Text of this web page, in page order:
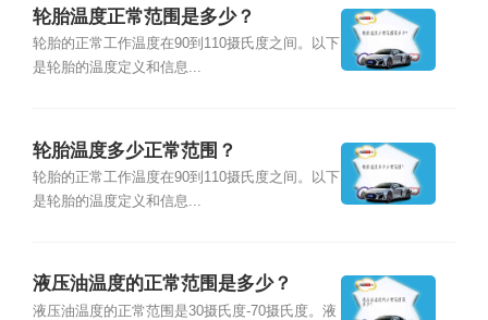
轮胎温度正常范围是多少？
轮胎的正常工作温度在90到110摄氏度之间。以下
是轮胎的温度定义和信息...
轮胎温度多少正常范围？
轮胎的正常工作温度在90到110摄氏度之间。以下
是轮胎的温度定义和信息...
液压油温度的正常范围是多少？
液压油温度的正常范围是30摄氏度-70摄氏度。液